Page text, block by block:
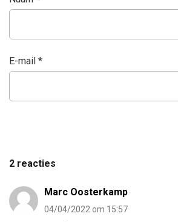
E-mail *
2 reacties
Marc Oosterkamp
04/04/2022 om 15:57